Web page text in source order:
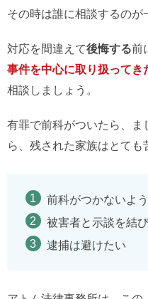
その時は誰に相談するのが
対応を間違えて後悔する前
事件を中心に取り扱ってき
相談しましょう。
有罪で前科がついたら、ま
ら、残された家族はとても
前科がつかないよ
被害者と示談を結
逮捕は避けたい